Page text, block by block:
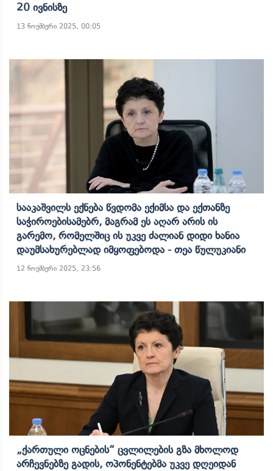
20 Ივნისზე
13 ნოემბერი 2025, 00:05
Სააკაშვილს Ექნება Წვდომა Ექიმსა Და Ექთანზე
Საჭიროებისამებრ, Მაგრამ Ეს Აღარ Არის Ის
Გარემო, Რომელშიც Ის Უკვე Ძალიან Დიდი Ხანია
Დაუმსახურებლად Იმყოფებოდა - Თეა Წულუკიანი
12 ნოემბერი 2025, 23:56
„ქართული Ოცნების“ Ცვლილების Გზა Მხოლოდ
Არჩევნებზე Გადის, Ოპონენტებმა Უკვე Დღეიდან